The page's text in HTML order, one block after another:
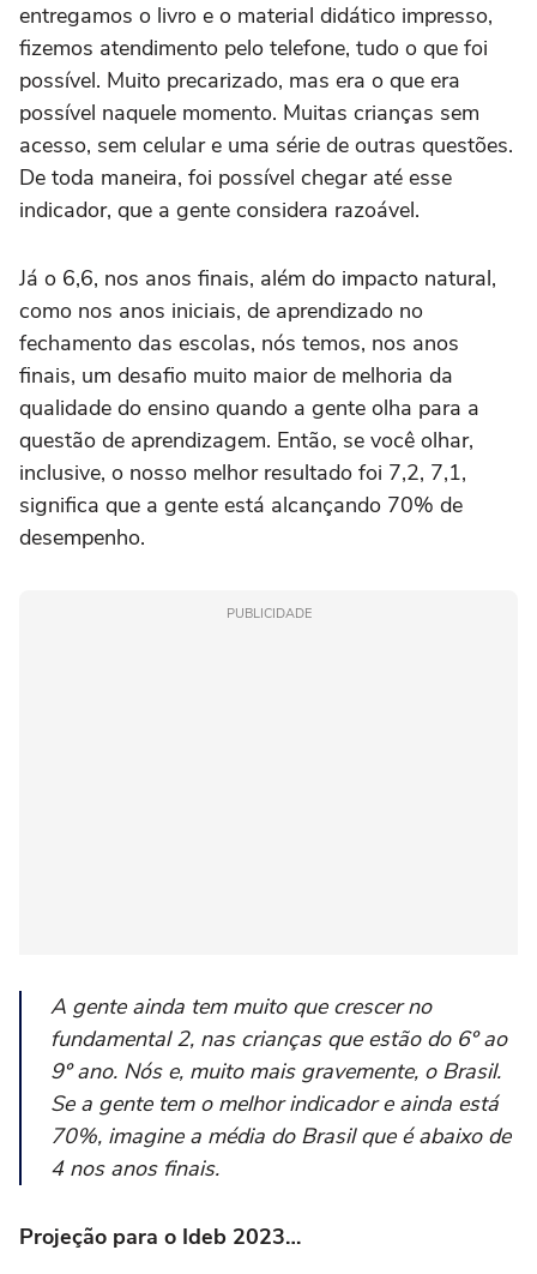
entregamos o livro e o material didático impresso,
fizemos atendimento pelo telefone, tudo o que foi
possível. Muito precarizado, mas era o que era
possível naquele momento. Muitas crianças sem
acesso, sem celular e uma série de outras questões.
De toda maneira, foi possível chegar até esse
indicador, que a gente considera razoável.
Já o 6,6, nos anos finais, além do impacto natural,
como nos anos iniciais, de aprendizado no
fechamento das escolas, nós temos, nos anos
finais, um desafio muito maior de melhoria da
qualidade do ensino quando a gente olha para a
questão de aprendizagem. Então, se você olhar,
inclusive, o nosso melhor resultado foi 7,2, 7,1,
significa que a gente está alcançando 70% de
desempenho.
PUBLICIDADE
A gente ainda tem muito que crescer no
fundamental 2, nas crianças que estão do 6º ao
9º ano. Nós e, muito mais gravemente, o Brasil.
Se a gente tem o melhor indicador e ainda está
70%, imagine a média do Brasil que é abaixo de
4 nos anos finais.
Projeção para o Ideb 2023…